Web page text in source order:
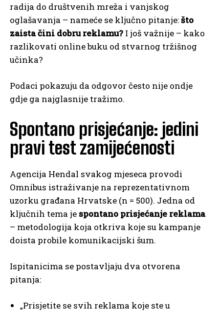
radija do društvenih mreža i vanjskog
oglašavanja – nameće se ključno pitanje:što
zaista čini dobru reklamu? I još važnije – kako
razlikovati online buku od stvarnog tržišnog
učinka?
Podaci pokazuju da odgovor često nije ondje
gdje ga najglasnije tražimo.
Spontano prisjećanje: jedini
pravi test zamijećenosti
Agencija Hendal svakog mjeseca provodi
Omnibus istraživanje na reprezentativnom
uzorku građana Hrvatske (n = 500). Jedna od
ključnih tema je spontano prisjećanje reklama
– metodologija koja otkriva koje su kampanje
doista probile komunikacijski šum.
Ispitanicima se postavljaju dva otvorena
pitanja:
„Prisjetite se svih reklama koje ste u